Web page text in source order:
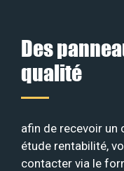
Des
qualité
afin de recevoir un
étude rentabilité,
contacter via le